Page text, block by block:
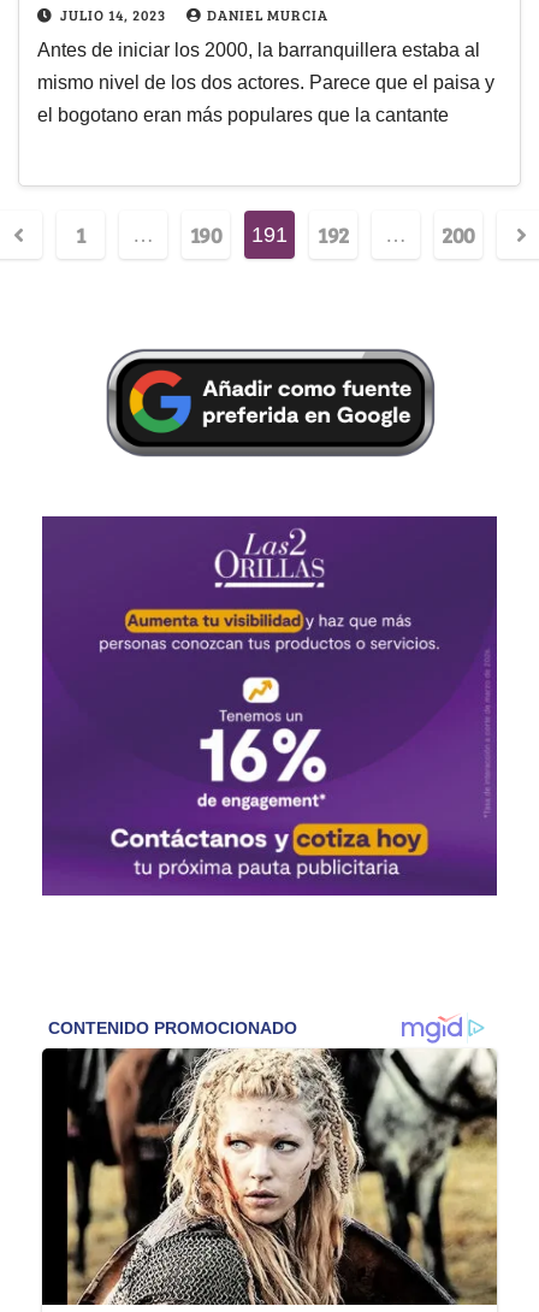
JULIO 14, 2023 DANIEL MURCIA
Antes de iniciar los 2000, la barranquillera estaba al
mismo nivel de los dos actores. Parece que el paisa y
el bogotano eran más populares que la cantante
1 … 190 191 192 … 200